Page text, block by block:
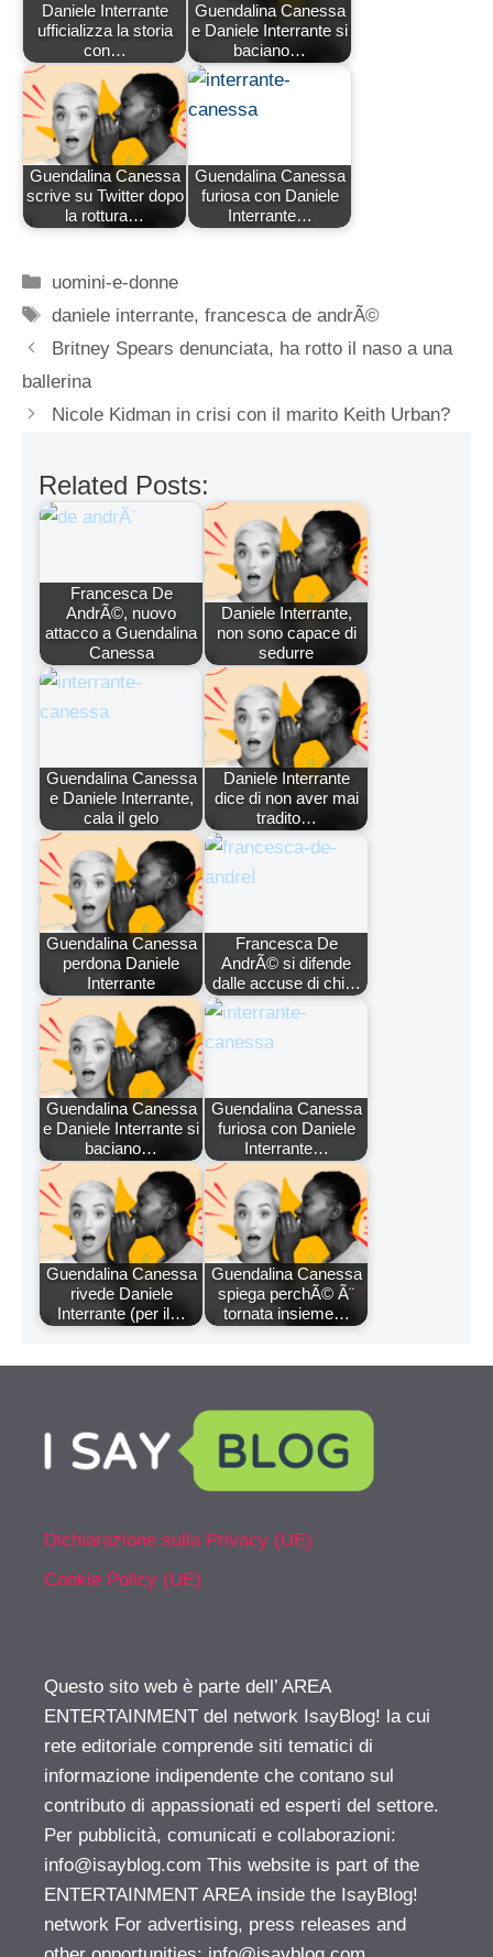
Daniele Interrante
ufficializza la storia
con…
Guendalina Canessa
e Daniele Interrante si
baciano…
Guendalina Canessa
scrive su Twitter dopo
la rottura…
Guendalina Canessa
furiosa con Daniele
Interrante…
Categorie
uomini-e-donne
Tag
daniele interrante,francesca de andrÃ©
Britney Spears denunciata, ha rotto il naso a una
ballerina
Nicole Kidman in crisi con il marito Keith Urban?
Related Posts:
Francesca De
AndrÃ©, nuovo
attacco a Guendalina
Canessa
Daniele Interrante,
non sono capace di
sedurre
Guendalina Canessa
e Daniele Interrante,
cala il gelo
Daniele Interrante
dice di non aver mai
tradito…
Guendalina Canessa
perdona Daniele
Interrante
Francesca De
AndrÃ© si difende
dalle accuse di chi…
Guendalina Canessa
e Daniele Interrante si
baciano…
Guendalina Canessa
furiosa con Daniele
Interrante…
Guendalina Canessa
rivede Daniele
Interrante (per il…
Guendalina Canessa
spiega perchÃ© Ã¨
tornata insieme…
Dichiarazione sulla Privacy (UE)
Cookie Policy (UE)
Questo sito web è parte dell’ AREA
ENTERTAINMENT del network IsayBlog! la cui
rete editoriale comprende siti tematici di
informazione indipendente che contano sul
contributo di appassionati ed esperti del settore.
Per pubblicità, comunicati e collaborazioni:
info@isayblog.com This website is part of the
ENTERTAINMENT AREA inside the IsayBlog!
network For advertising, press releases and